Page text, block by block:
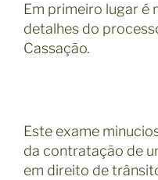
Em primeiro lugar é
detalhes do
Cassação.
Este exame
da contratação de
em direito de